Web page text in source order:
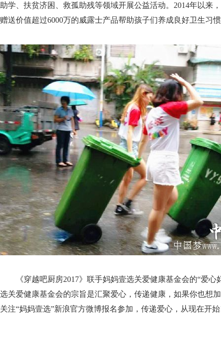
助学、扶贫济困、救孤助残等领域开展公益活动。2014年以来
赠送价值超过6000万的威露士产品帮助孩子们养成良好卫生习
《穿越吧厨房2017》联手妈妈壹选关爱健康基金会的“爱
选关爱健康基金会的宗旨是汇聚爱心，传递健康，如果你也想
关注“妈妈壹选”新浪官方微博报名参加，传递爱心，从现在开